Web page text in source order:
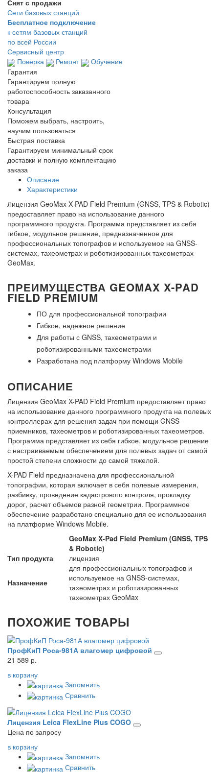
Снят с продажи
Сети базовых станций
Бесплатное подключение
к сетям базовых станций
по всей России
Сервисный центр
Поверка
Ремонт
Обучение
Гарантия
Гарантируем полную
работоспособность заказанного
товара
Консультация
Поможем выбрать, настроить,
научим пользоваться
Быстрая поставка
Гарантируем минимальный срок
доставки и полную комплектацию
заказа
Описание
Характеристики
Лицензия GeoMax X-PAD Field Premium (GNSS, TPS & Robotic)
предоставляет право на использование данного
программного продукта. Программа представляет из себя
гибкое, модульное решение, предназначенное для
профессиональных топографов и используемое на GNSS-
системах, тахеометрах и роботизированных тахеометрах
GeoMax.
ПРЕИМУЩЕСТВА GEOMAX X-PAD
FIELD PREMIUM
ПО для профессиональной топографии
Гибкое, надежное решение
Для работы с GNSS, тахеометрами и
роботизированными тахеометрами
Разработана под платформу Windows Mobile
ОПИСАНИЕ
Лицензия GeoMax X-PAD Field Premium предоставляет право
на использование данного программного продукта на полевых
контроллерах для решения задач при помощи GNSS-
приемников, тахеометров и роботизированных тахеометров.
Программа представляет из себя гибкое, модульное решение
с настраиваемым обеспечением для полевых задач от самой
простой степени сложности до самой тяжелой.
X-PAD Field предназначена для профессиональной
топографии, которая включает в себя полевые измерения,
разбивку, проведение кадастрового контроля, прокладку
дорог, расчет объемов разной геометрии. Программное
обеспечение разработано специально для ее использования
на платформе Windows Mobile.
GeoMax X-Pad Field Premium (GNSS, TPS
& Robotic)
Тип продукта
лицензия
Назначение
для профессиональных топографов и
используемое на GNSS-системах,
тахеометрах и роботизированных
тахеометрах GeoMax
ПОХОЖИЕ ТОВАРЫ
ПрофКиП Роса-981А влагомер цифровой
21 589 р.
в корзину
Запомнить
Сравнить
Лицензия Leica FlexLine Plus COGO
Цена по запросу
в корзину
Запомнить
Сравнить